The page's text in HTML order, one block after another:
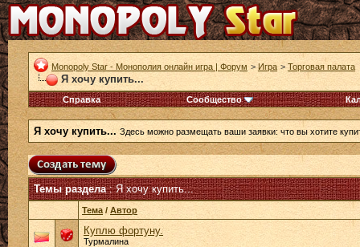
Monopoly Star - Монополия онлайн игра | Форум > Игра > Торговая палата
Я хочу купить...
Справка Сообщество
Я хочу купить... Здесь можно размещать ваши заявки: что вы хотите
Темы раздела: Я хочу купить...
Тема / Автор
Куплю фортуну.
Турмалина